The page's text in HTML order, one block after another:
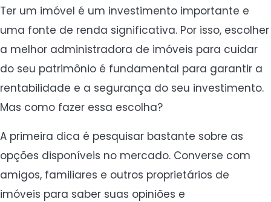
Ter um imóvel é um investimento importante e
uma fonte de renda significativa. Por isso, escolher
a melhor administradora de imóveis para cuidar
do seu patrimônio é fundamental para garantir a
rentabilidade e a segurança do seu investimento.
Mas como fazer essa escolha?
A primeira dica é pesquisar bastante sobre as
opções disponíveis no mercado. Converse com
amigos, familiares e outros proprietários de
imóveis para saber suas opiniões e